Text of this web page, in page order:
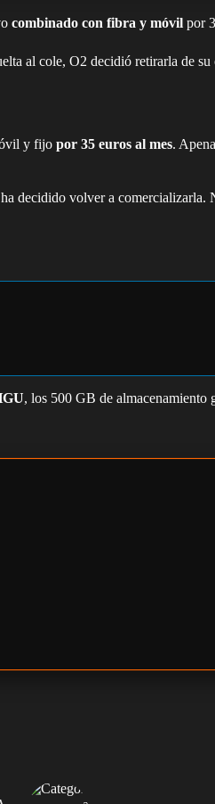
combinado con fibra y móvil por
al cole, O2 decidió retirarla de
y fijo por 35 euros al mes.
decidido volver a comercializarla.
, los 500 GB de